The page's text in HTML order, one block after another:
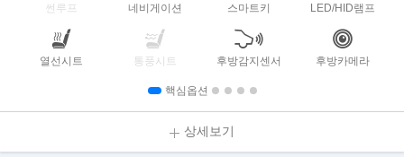
썬루프 네비게이션 스마트키 LED/HID램프
열선시트 통풍시트 후방감지센서 후방카메라
핵심옵션
상세보기